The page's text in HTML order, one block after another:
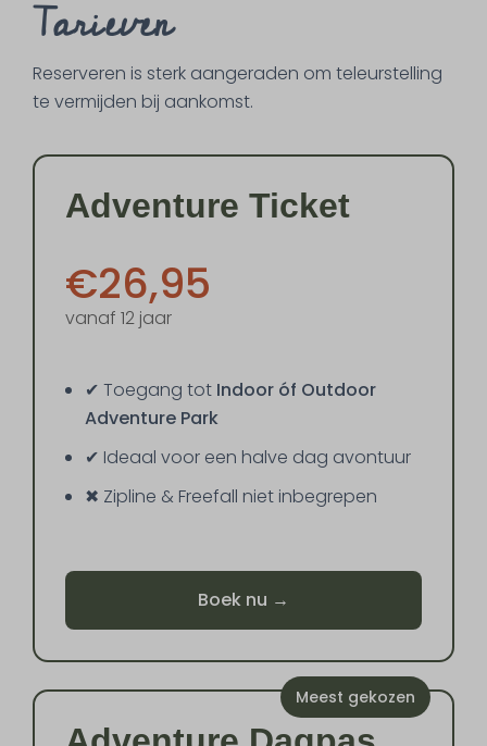
Tarieven
Reserveren is sterk aangeraden om teleurstelling
te vermijden bij aankomst.
Adventure Ticket
€26,95
vanaf 12 jaar
✔ Toegang tot Indoor óf Outdoor
Adventure Park
✔ Ideaal voor een halve dag avontuur
✖ Zipline & Freefall niet inbegrepen
Boek nu →
Meest gekozen